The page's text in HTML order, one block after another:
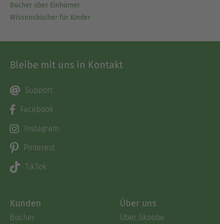
Bücher über Einhörner
Wissensbücher für Kinder
Bleibe mit uns in Kontakt
Support
Facebook
Instagram
Pinterest
TikTok
Kunden
Bücher
Über uns
Über Skoobe